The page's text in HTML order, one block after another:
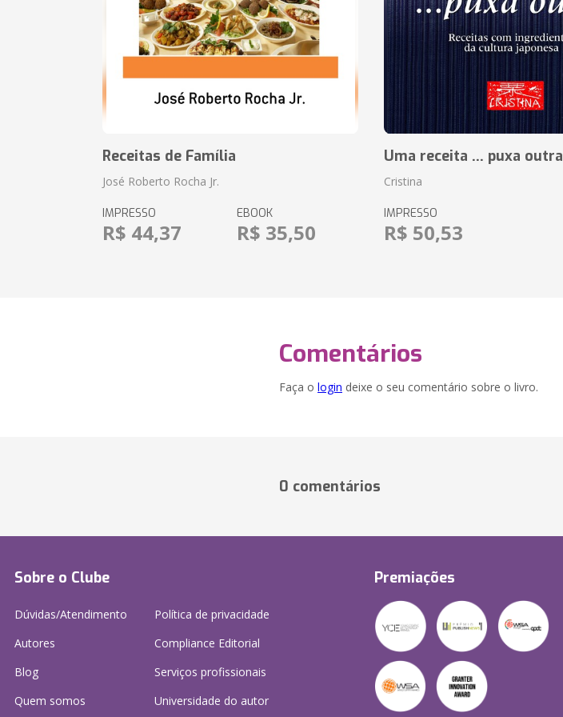
Receitas de Família
José Roberto Rocha Jr.
IMPRESSO
R$ 44,37
EBOOK
R$ 35,50
Uma receita ... puxa outra
Cristina
IMPRESSO
R$ 50,53
Comentários
Faça o login deixe o seu comentário sobre o livro.
0 comentários
Sobre o Clube
Dúvidas/Atendimento
Autores
Blog
Quem somos
Política de privacidade
Compliance Editorial
Serviços profissionais
Universidade do autor
Premiações